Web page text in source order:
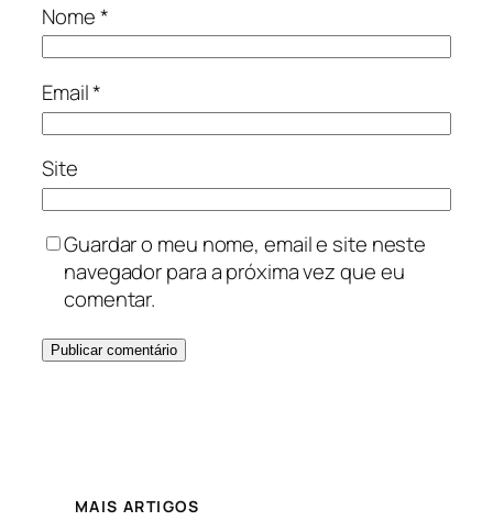
Nome*
Email*
Site
Guardar o meu nome, email e site neste
navegador para a próxima vez que eu
comentar.
MAIS ARTIGOS